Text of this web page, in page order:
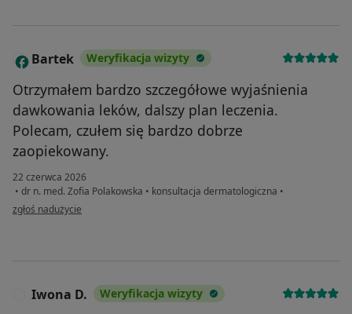
B Bartek Weryfikacja wizyty
Otrzymałem bardzo szczegółowe wyjaśnienia
dawkowania leków, dalszy plan leczenia.
Polecam, czułem się bardzo dobrze
zaopiekowany.
22 czerwca 2026
• dr n. med. Zofia Polakowska • konsultacja dermatologiczna •
w opinii użytkownika Bartek
zgłoś nadużycie
Iwona D. Weryfikacja wizyty